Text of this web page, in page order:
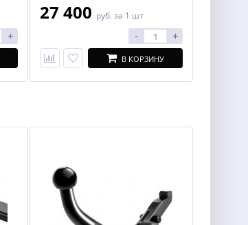
+
27 400 руб. за 1 шт
- +
В КОРЗИНУ